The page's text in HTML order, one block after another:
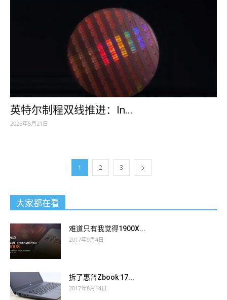
英特尔制程双线推进：In...
2026年5月21日
1 2 3
大家都在看
难道只有我觉得1900X...
2017年9月4日
拆了惠普Zbook 17...
2017年8月14日